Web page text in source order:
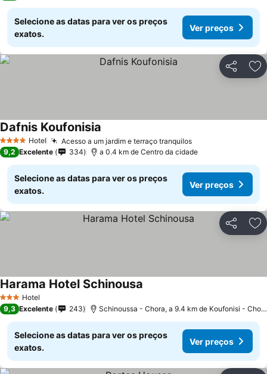
Selecione as datas para ver os preços
exatos.
Ver preços
Partilhar
4 EstrelasHotel Acesso a um jardim e terraço tranquilos
Dafnis Koufonisia
9,2 Excelente 334 a 0.4 km de Centro da cidade
Selecione as datas para ver os preços
exatos.
Ver preços
Partilhar
3 EstrelasHotel
Harama Hotel Schinousa
9,3 Excelente 243 Schinoussa - Chora, a 9.4 km de Koufonisi - Chora
Selecione as datas para ver os preços
exatos.
Ver preços